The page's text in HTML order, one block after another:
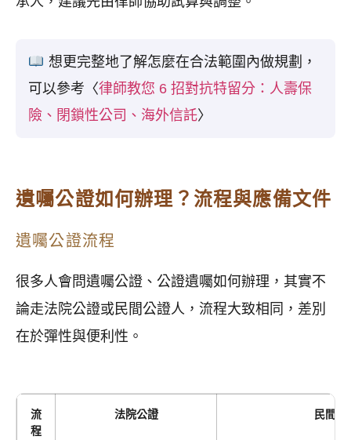
想更完整地了解怎麼在合法範圍內做規劃，
可以參考〈律師教您 6 招對抗特留分：人壽保
險、閉鎖性公司、海外信託〉
遺囑公證如何辦理？流程與應備文件
遺囑公證流程
很多人會問遺囑公證、公證遺囑如何辦理，其實不
論走法院公證或民間公證人，流程大致相同，差別
在於彈性與便利性。
流
程
法院公證 民間公